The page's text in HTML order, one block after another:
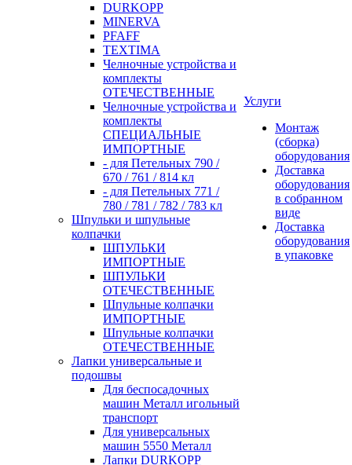
DURKOPP
MINERVA
PFAFF
TEXTIMA
Челночные устройства и
комплекты
ОТЕЧЕСТВЕННЫЕ
Челночные устройства и
комплекты
СПЕЦИАЛЬНЫЕ
ИМПОРТНЫЕ
- для Петельных 790 /
670 / 761 / 814 кл
- для Петельных 771 /
780 / 781 / 782 / 783 кл
Шпульки и шпульные
колпачки
ШПУЛЬКИ
ИМПОРТНЫЕ
ШПУЛЬКИ
ОТЕЧЕСТВЕННЫЕ
Шпульные колпачки
ИМПОРТНЫЕ
Шпульные колпачки
ОТЕЧЕСТВЕННЫЕ
Лапки универсальные и
подошвы
Для беспосадочных
машин Металл игольный
транспорт
Для универсальных
машин 5550 Металл
Лапки DURKOPP
Услуги
Монтаж
(сборка)
оборудования
Доставка
оборудования
в собранном
виде
Доставка
оборудования
в упаковке